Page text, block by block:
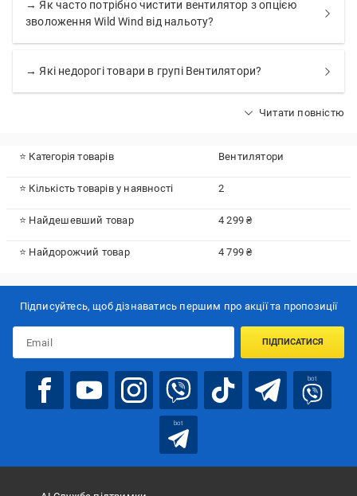
→ Як часто потрібно чистити вентилятор з опцією
зволоження Wild Wind від нальоту?
→ Які недорогі товари в групі Вентилятори?
Читати повністю
⭐ Категорія товарів Вентилятори
⭐ Кількість товарів у наявності 2
⭐ Найдешевший товар 4 299 ₴
⭐ Найдорожчий товар 4 799 ₴
Підписуйтесь, щоб дізнаватись першим про акції та пропозиції
ПІДПИСАТИСЯ
bot
bot